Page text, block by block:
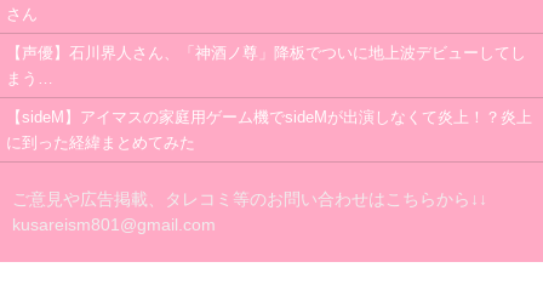
さん
【声優】石川界人さん、「神酒ノ尊」降板でついに地上波デビューしてし
まう…
【sideM】アイマスの家庭用ゲーム機でsideMが出演しなくて炎上！？炎上
に到った経緯まとめてみた
ご意見や広告掲載、タレコミ等のお問い合わせはこちらから↓↓
kusareism801@gmail.com